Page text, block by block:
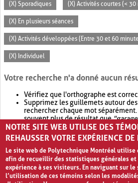
(X) Sporadiques (X) Activités courtes (< 30
(X) En plusieurs séances
(X) Activités développées (Entre 30 et 60
(X) Individuel
Votre recherche n'a donné aucun
Vérifiez que l'orthographe est
Supprimez les guillemets autour
rechercher chaque mot séparément.
souvent plus de résultat que
Envisagez d'élargir votre recherche
retournera souvent plus de résultat
NOTRE SITE WEB UTILISE DES
REHAUSSER VOTRE EXPÉRIENCE
Le site web de Polytechnique Montréal utilise
afin de recueillir des statistiques générales
expérience à ses visiteurs. En naviguant sur le
l’utilisation de ces témoins selon les